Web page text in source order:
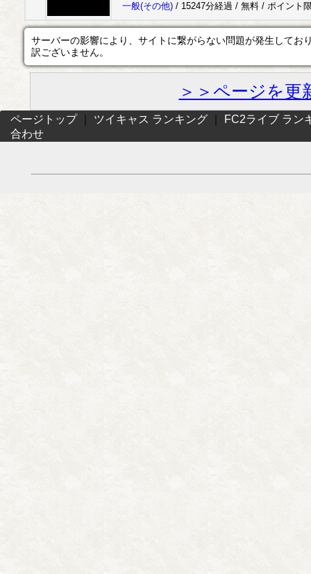
一般(その他) / 15247分経過 / 無料 / ポイント
サーバーの影響により、サイトに繋がらない問題が発生してお
訳ございません。
＞＞ページを更
ページトップ｜ ツイキャス ランキング
FC2ライブ ラン
合わせ